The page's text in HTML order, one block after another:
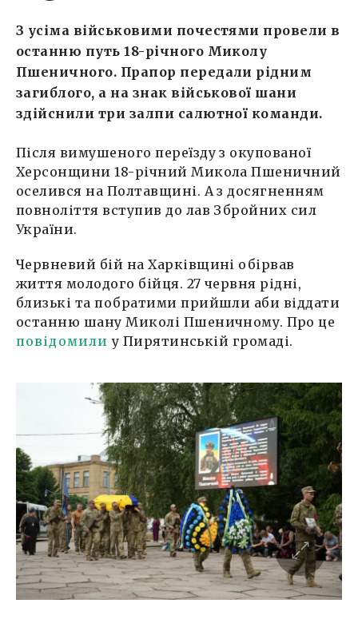
З усіма військовими почестями провели в
останню путь 18-річного Миколу
Пшеничного. Прапор передали рідним
загиблого, а на знак військової шани
здійснили три залпи салютної команди.
Після вимушеного переїзду з окупованої
Херсонщини 18-річний Микола Пшеничний
оселився на Полтавщині. А з досягненням
повноліття вступив до лав Збройних сил
України.
Червневий бій на Харківщині обірвав
життя молодого бійця. 27 червня рідні,
близькі та побратими прийшли аби віддати
останню шану Миколі Пшеничному. Про це
повідомили у Пирятинській громаді.